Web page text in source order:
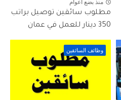
منذ بضع اعوام
مطلوب سائقين توصيل براتب
350 دينار للعمل في عمان
وظائف السائقين